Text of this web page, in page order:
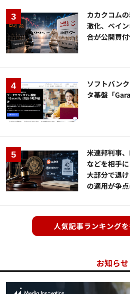
カカクコム
激化、ベイ
合が公開買
ソフトバン
タ基盤「
米連邦判事
などを相手
大部分で退
の適用が争
人気記事ランキング
お知らせ